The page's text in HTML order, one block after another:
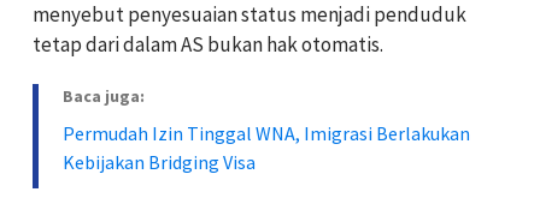
menyebut penyesuaian status menjadi penduduk
tetap dari dalam AS bukan hak otomatis.
Baca juga:
Permudah Izin Tinggal WNA, Imigrasi Berlakukan
Kebijakan Bridging Visa